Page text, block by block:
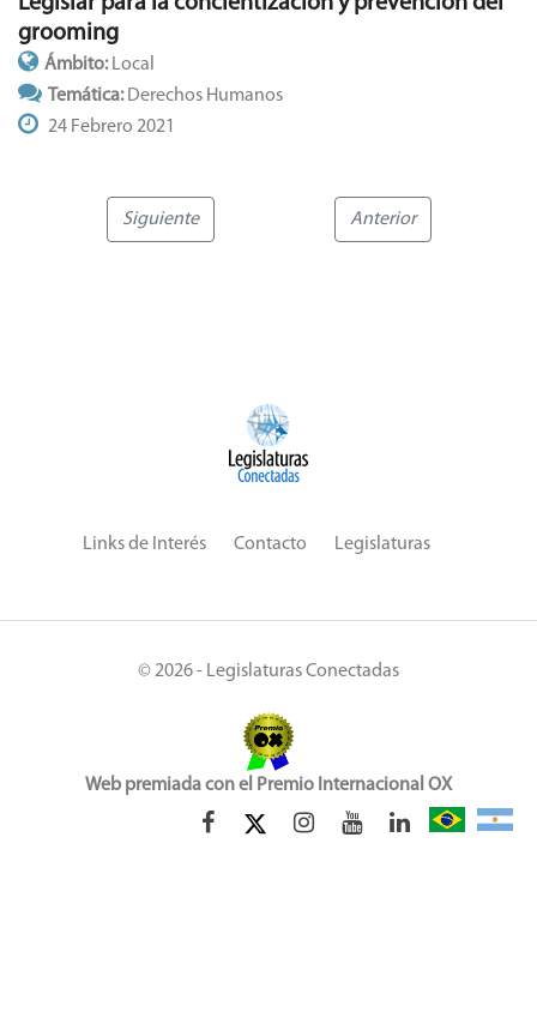
grooming
Ámbito: Local
Temática: Derechos Humanos
24 Febrero 2021
Siguiente Anterior
Links de Interés Contacto Legislaturas
© 2026 - Legislaturas Conectadas
Web premiada con el Premio Internacional OX